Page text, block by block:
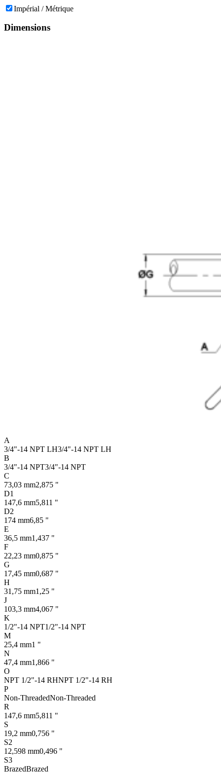
Impérial / Métrique
Dimensions
A
3/4"-14 NPT LH3/4"-14 NPT LH
B
3/4"-14 NPT3/4"-14 NPT
C
73,03 mm2,875 "
D1
147,6 mm5,811 "
D2
174 mm6,85 "
E
36,5 mm1,437 "
F
22,23 mm0,875 "
G
17,45 mm0,687 "
H
31,75 mm1,25 "
J
103,3 mm4,067 "
K
1/2"-14 NPT1/2"-14 NPT
M
25,4 mm1 "
N
47,4 mm1,866 "
O
NPT 1/2"-14 RHNPT 1/2"-14 RH
P
Non-ThreadedNon-Threaded
R
147,6 mm5,811 "
S
19,2 mm0,756 "
S2
12,598 mm0,496 "
S3
BrazedBrazed